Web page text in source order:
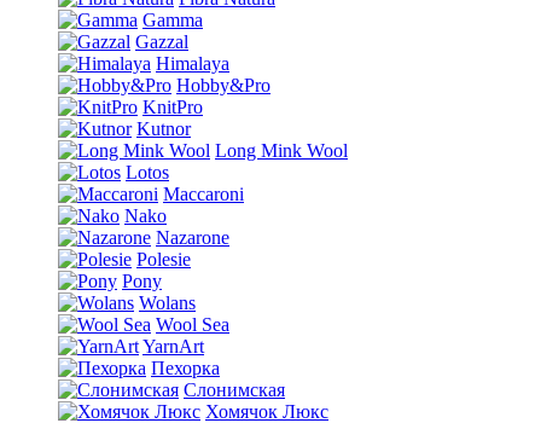
Gamma
Gazzal
Himalaya
Hobby&Pro
KnitPro
Kutnor
Long Mink Wool
Lotos
Maccaroni
Nako
Nazarone
Polesie
Pony
Wolans
Wool Sea
YarnArt
Пехорка
Слонимская
Хомячок Люкс